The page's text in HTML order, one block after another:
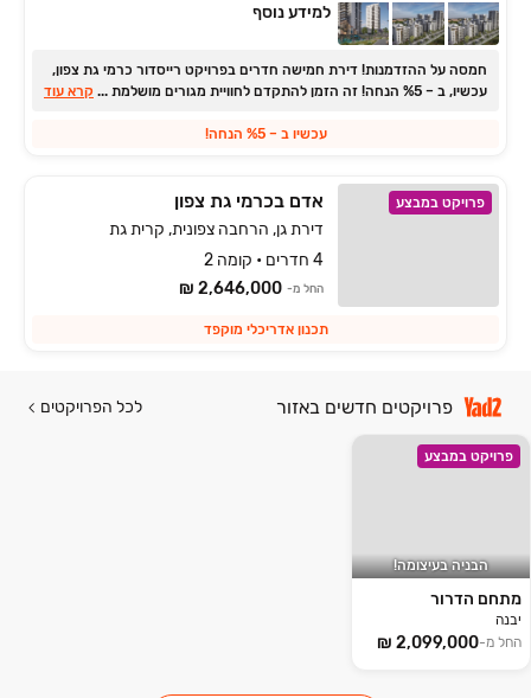
למידע נוסף
חמסה על ההזדמנות! דירת חמישה חדרים בפרויקט רייסדור כרמי גת צפון,
עכשיו, ב ‏– ‏5‏% הנחה! זה הזמן להתקדם לחוויית מגורים מושלמת למשפחות
... קרא עוד
עכשיו ב ‏– ‏5‏% הנחה!
פרויקט במבצע אדם בכרמי גת צפון
דירת גן, הרחבה צפונית, קרית גת
4 חדרים • קומה 2
החל מ- 2,646,000 ₪
תכנון אדריכלי מוקפד
פרויקטים חדשים באזור לכל הפרויקטים
פרויקט במבצע
הבניה בעיצומה!
מתחם הדרור
יבנה
החל מ-